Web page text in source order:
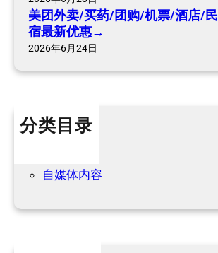
美团外卖/买药/团购/机票/酒店/民
宿最新优惠→
2026年6月24日
分类目录
自媒体内容